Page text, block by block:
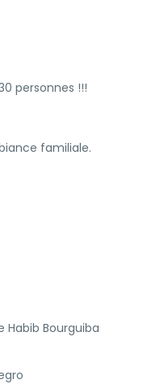
personnes !!!
familiale.
Habib Bourguiba